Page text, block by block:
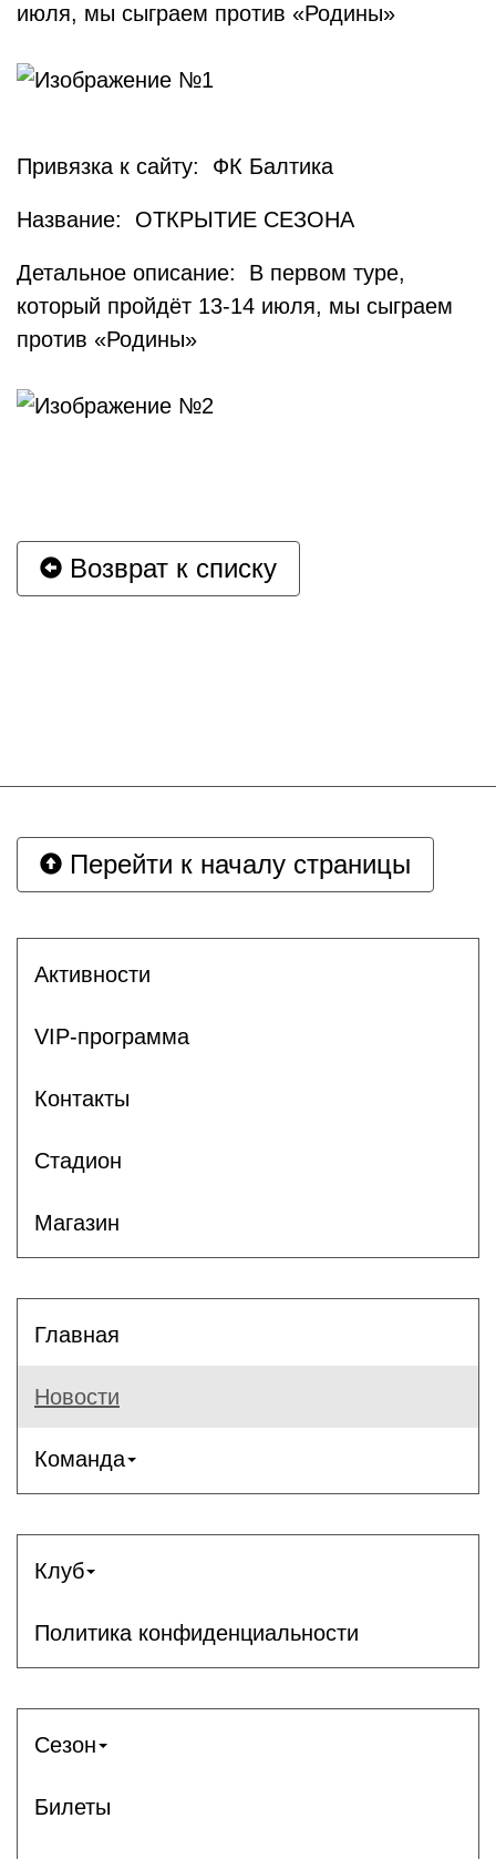
июля, мы сыграем против «Родины»
Привязка к сайту: ФК Балтика
Название: ОТКРЫТИЕ СЕЗОНА
Детальное описание: В первом туре,
который пройдёт 13-14 июля, мы сыграем
против «Родины»
Возврат к списку
Перейти к началу страницы
Активности
VIP-программа
Контакты
Стадион
Магазин
Главная
Новости
Команда
Клуб
Политика конфиденциальности
Сезон
Билеты